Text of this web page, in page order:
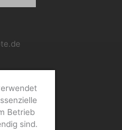
Betrieb
sind.